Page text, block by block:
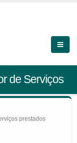
de Serviços
prestados